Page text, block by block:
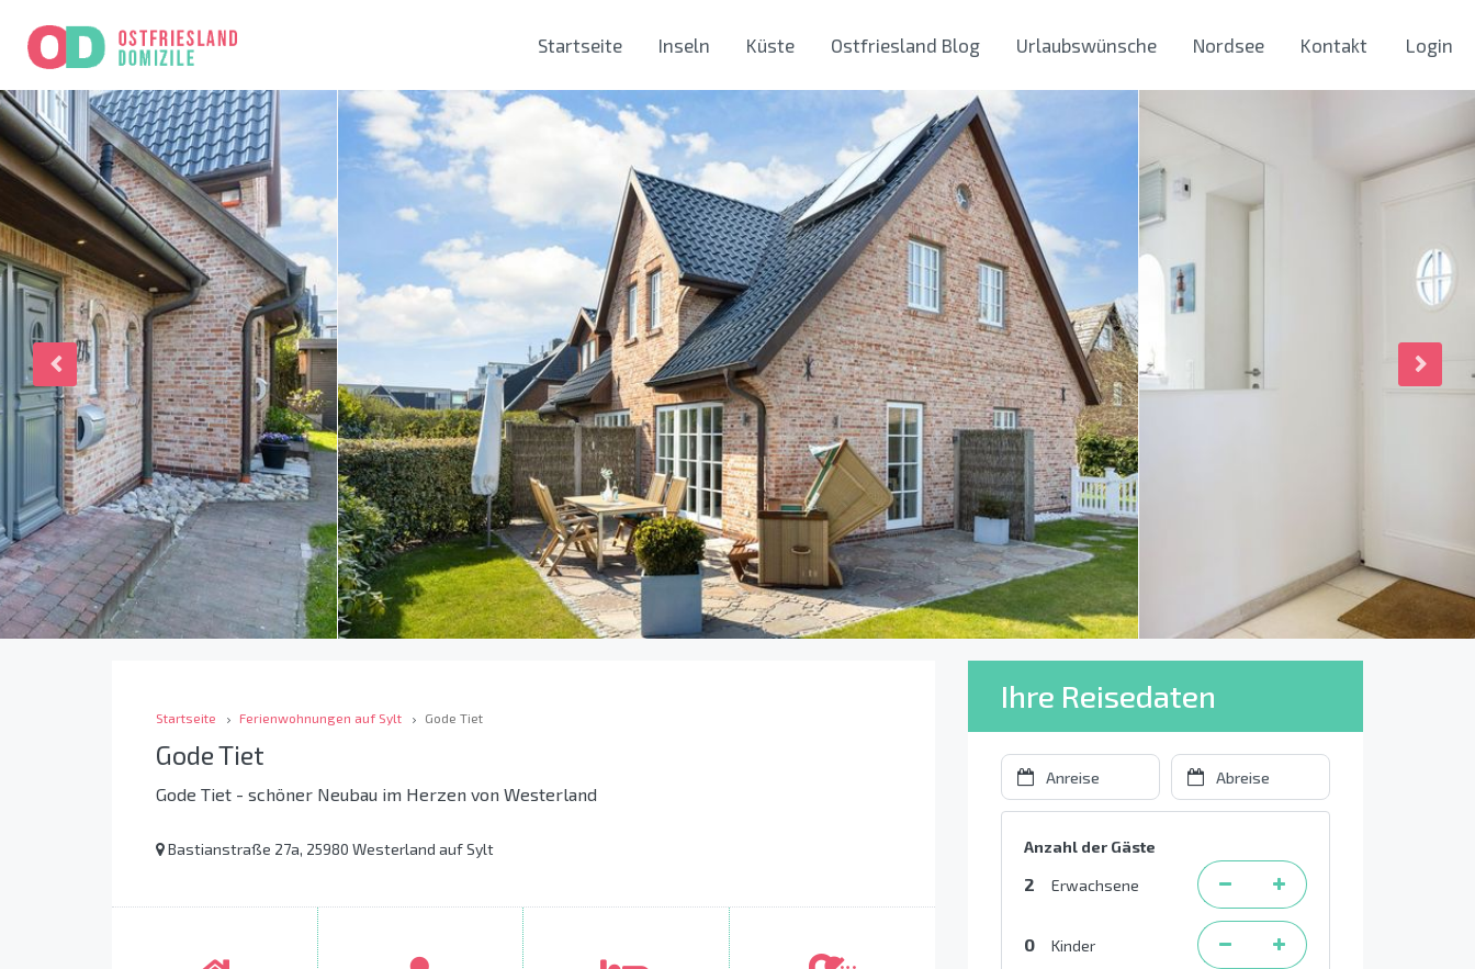
Startseite Inseln Küste Ostfriesland Blog Urlaubswünsche Nordsee Kontakt Login
Startseite Ferienwohnungen auf Sylt Gode Tiet
Gode Tiet
Gode Tiet - schöner Neubau im Herzen von Westerland
Bastianstraße 27a, 25980 Westerland auf Sylt
Ihre Reisedaten
Anzahl der Gäste
2 Erwachsene
0 Kinder